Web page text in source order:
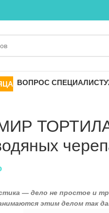
ВОПРОС СПЕЦИАЛИСТУ
ТОРТИЛА
— дело не простое и
этим делом так